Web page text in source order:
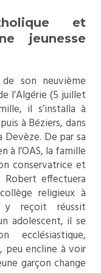
et
jeunesse
son neuvième
l’Algérie (5 juillet
il s’installa à
à Béziers, dans
De par sa
à l’OAS, la famille
conservatrice et
effectuera
religieux à
y reçoit réussit
adolescent, il se
ecclésiastique,
peu encline à voir
garçon change